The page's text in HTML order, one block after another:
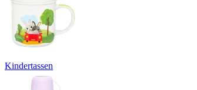
Kindertassen